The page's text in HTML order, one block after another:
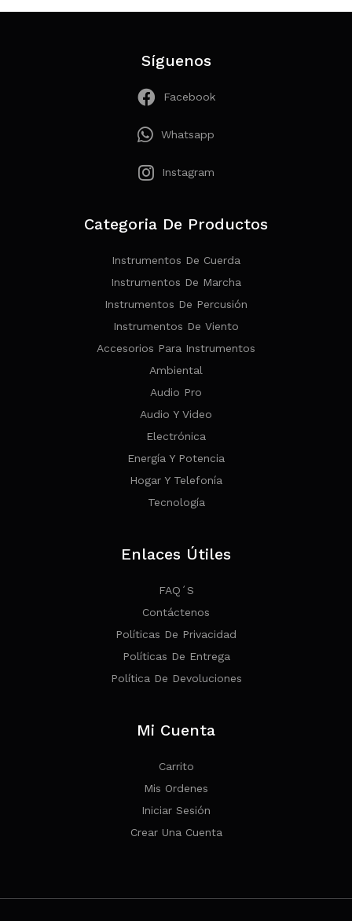
Síguenos
Facebook
Whatsapp
Instagram
Categoria De Productos
Instrumentos De Cuerda
Instrumentos De Marcha
Instrumentos De Percusión
Instrumentos De Viento
Accesorios Para Instrumentos
Ambiental
Audio Pro
Audio Y Video
Electrónica
Energía Y Potencia
Hogar Y Telefonía
Tecnología
Enlaces Útiles
FAQ´s
Contáctenos
Políticas De Privacidad
Políticas De Entrega
Política De Devoluciones
Mi Cuenta
Carrito
Mis Ordenes
Iniciar Sesión
Crear Una Cuenta